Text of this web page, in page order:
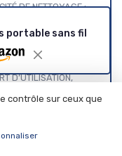
DE NETTOYAGE :
LIMITES
D’UTILISATION,
portable sans fil
contrôle sur ceux que